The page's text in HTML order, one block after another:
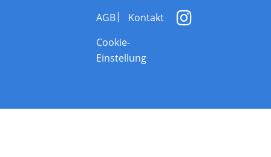
AGB
Kontakt
Cookie-
Einstellung